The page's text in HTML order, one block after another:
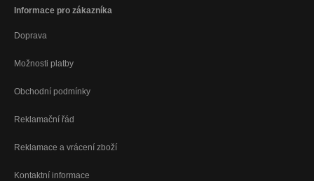
Informace pro zákazníka
Doprava
Možnosti platby
Obchodní podmínky
Reklamační řád
Reklamace a vrácení zboží
Kontaktní informace